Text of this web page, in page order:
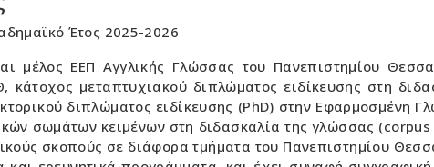
Έτος 2025-2026
μέλος ΕΕΠ Αγγλικής Γλώσσας του Πανεπιστημίου
κάτοχος μεταπτυχιακού διπλώματος ειδίκευσης στη
διπλώματος ειδίκευσης (PhD) στην Εφαρμοσμένη
σωμάτων κειμένων στη διδασκαλία της γλώσσας
σκοπούς σε διάφορα τμήματα του Πανεπιστημίου